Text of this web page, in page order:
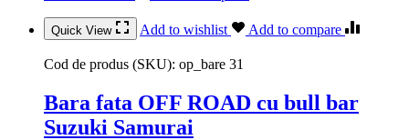
Quick View Add to wishlist Add to compare
Cod de produs (SKU): op_bare 31
Bara fata OFF ROAD cu bull bar
Suzuki Samurai